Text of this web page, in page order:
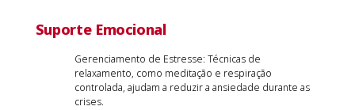
Suporte Emocional
Gerenciamento de Estresse: Técnicas de
relaxamento, como meditação e respiração
controlada, ajudam a reduzir a ansiedade durante as
crises.